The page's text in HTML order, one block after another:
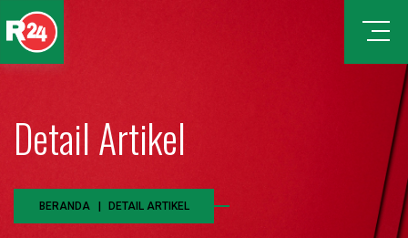
Detail Artikel
BERANDA DETAIL ARTIKEL